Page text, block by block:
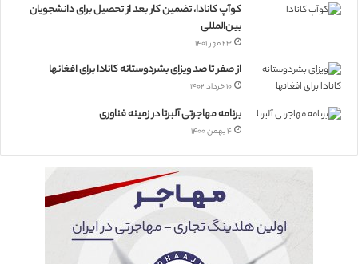
کوآپ کانادا، تضمین کار بعد از تحصیل برای دانشجویان
بین‌المللی
۲۳ مهر ۱۴۰۱
از صفر تا صد ویزای بشردوستانه کانادا برای افغانها
۱۰ خرداد ۱۴۰۲
برنامه مهاجرتی آلبرتا در زمینه فناوری
۴ بهمن ۱۴۰۰